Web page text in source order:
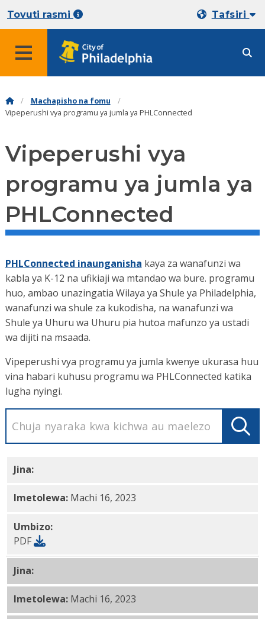
Tovuti rasmi Tafsiri
Machapisho na fomu
Vipeperushi vya programu ya jumla ya PHLConnected
Vipeperushi vya
programu ya jumla ya
PHLConnected
PHLConnected inaunganisha kaya za wanafunzi wa
kabla ya K-12 na ufikiaji wa mtandao wa bure. programu
huo, ambao unazingatia Wilaya ya Shule ya Philadelphia,
wanafunzi wa shule za kukodisha, na wanafunzi wa
Shule ya Uhuru wa Uhuru pia hutoa mafunzo ya ustadi
wa dijiti na msaada.
Vipeperushi vya programu ya jumla kwenye ukurasa huu
vina habari kuhusu programu wa PHLConnected katika
lugha nyingi.
Jina:PHLConnected Shule AL PDF
Imetolewa: Machi 16, 2023
Umbizo:
PDF
Jina:PHLConnected Shule Karatasi AR PDF
Imetolewa: Machi 16, 2023